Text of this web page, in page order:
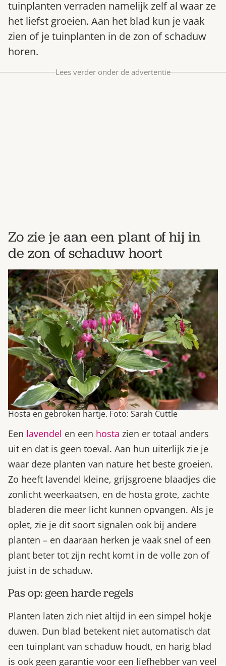
Gardeners’ World 08/2026
Bestel nu
tuinplanten verraden namelijk zelf al waar ze
het liefst groeien. Aan het blad kun je vaak
zien of je tuinplanten in de zon of schaduw
horen.
Lees verder onder de advertentie
Zo zie je aan een plant of hij in
de zon of schaduw hoort
Hosta en gebroken hartje. Foto: Sarah Cuttle
Een lavendel en een hosta zien er totaal anders
uit en dat is geen toeval. Aan hun uiterlijk zie je
waar deze planten van nature het beste groeien.
Zo heeft lavendel kleine, grijsgroene blaadjes die
zonlicht weerkaatsen, en de hosta grote, zachte
bladeren die meer licht kunnen opvangen. Als je
oplet, zie je dit soort signalen ook bij andere
planten – en daaraan herken je vaak snel of een
plant beter tot zijn recht komt in de volle zon of
juist in de schaduw.
Pas op: geen harde regels
Planten laten zich niet altijd in een simpel hokje
duwen. Dun blad betekent niet automatisch dat
een tuinplant van schaduw houdt, en harig blad
is ook geen garantie voor een liefhebber van veel